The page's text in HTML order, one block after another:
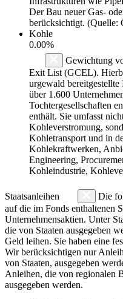
Der Bau neuer Gas-
berücksichtigt. (Quelle:
Kohle
0.00%
Gewichtung
Exit List (GCEL).
urgewald
über 1.600
Tochtergesellschaften
enthält. Sie umfasst
Kohleverstromung,
Kohletransport und in
Kohlekraftwerken,
Engineering,
Kohleindustrie,
Staatsanleihen
Die
auf die im Fonds enthaltenen
Unternehmensaktien. Unter
die von Staaten ausgegeben
Geld leihen. Sie haben eine
Wir berücksichtigen nur
von Staaten, ausgegeben
Anleihen, die von regionalen
ausgegeben werden.